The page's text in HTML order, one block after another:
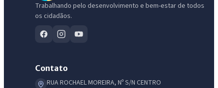
Trabalhando pelo desenvolvimento e bem-estar de todos
os cidadãos.
Contato
RUA ROCHAEL MOREIRA, Nº S/N CENTRO